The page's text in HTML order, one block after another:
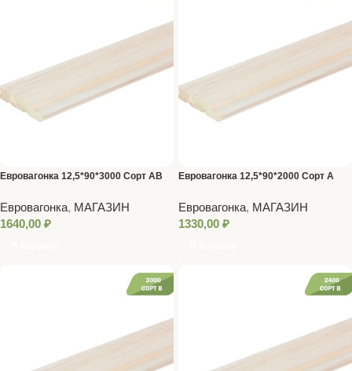
Евровагонка 12,5*90*3000 Сорт AB
Евровагонка, МАГАЗИН
1640,00 ₽
Евровагонка 12,5*90*2000 Сорт A
Евровагонка, МАГАЗИН
1330,00 ₽